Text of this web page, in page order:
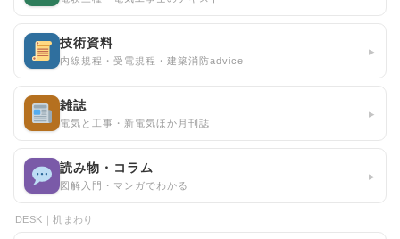
技術資料
内線規程・受電規程・建築消防advice
▸
雑誌
電気と工事・新電気ほか月刊誌
▸
読み物・コラム
図解入門・マンガでわかる
▸
DESK｜机まわり